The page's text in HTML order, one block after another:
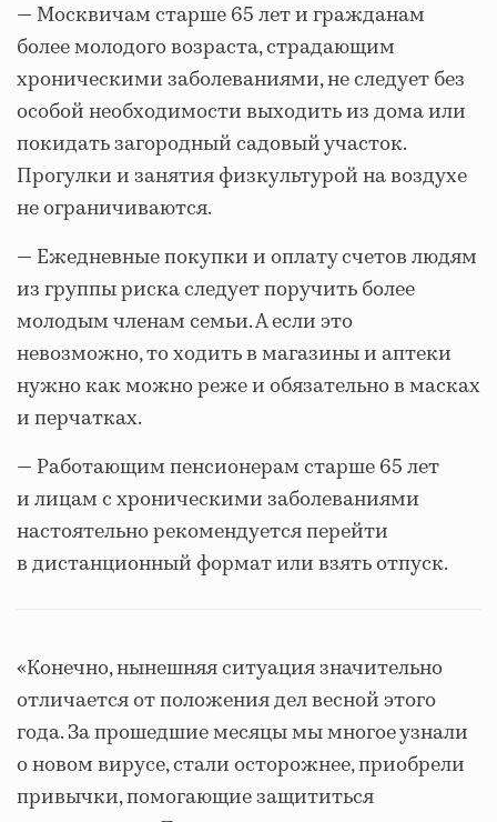
— Москвичам старше 65 лет и гражданам
более молодого возраста, страдающим
хроническими заболеваниями, не следует без
особой необходимости выходить из дома или
покидать загородный садовый участок.
Прогулки и занятия физкультурой на воздухе
не ограничиваются.
— Ежедневные покупки и оплату счетов людям
из группы риска следует поручить более
молодым членам семьи. А если это
невозможно, то ходить в магазины и аптеки
нужно как можно реже и обязательно в масках
и перчатках.
— Работающим пенсионерам старше 65 лет
и лицам с хроническими заболеваниями
настоятельно рекомендуется перейти
в дистанционный формат или взять отпуск.
«Конечно, нынешняя ситуация значительно
отличается от положения дел весной этого
года. За прошедшие месяцы мы многое узнали
о новом вирусе, стали осторожнее, приобрели
привычки, помогающие защититься